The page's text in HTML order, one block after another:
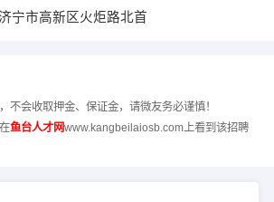
宁市高新区火炬路北首
不会收取押金、保证金，请微友务必谨慎！
鱼台人才网www.kangbeilaiosb.com上看到该招聘